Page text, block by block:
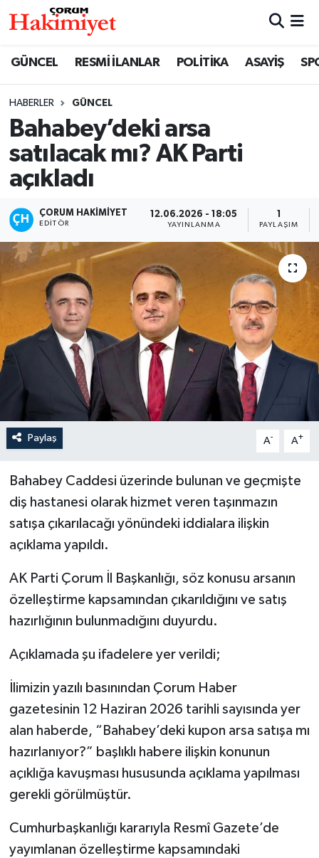
GÜNCEL RESMİ İLANLAR POLİTİKA ASAYİŞ
HABERLER GÜNCEL
Bahabey’deki arsa
satılacak mı? AK Parti
açıkladı
ÇORUM HAKIMIYET
EDITÖR
12.06.2026 - 18:05
YAYINLANMA PAYLAŞIM
Paylaş A- A+
Bahabey Caddesi üzerinde bulunan ve geçmişte
diş hastanesi olarak hizmet veren taşınmazın
satışa çıkarılacağı yönündeki iddialara ilişkin
açıklama yapıldı.
AK Parti Çorum İl Başkanlığı, söz konusu arsanın
özelleştirme kapsamından çıkarıldığını ve satış
hazırlığının bulunmadığını duyurdu.
Açıklamada şu ifadelere yer verildi;
İlimizin yazılı basınından Çorum Haber
gazetesinin 12 Haziran 2026 tarihli sayısında yer
alan haberde, “Bahabey’deki kupon arsa satışa mı
hazırlanıyor?” başlıklı habere ilişkin konunun
açıklığa kavuşması hususunda açıklama yapılması
gerekli görülmüştür.
Cumhurbaşkanlığı kararıyla Resmî Gazete’de
yayımlanan özelleştirme kapsamındaki
SAĞLIK
ASAYİŞ
AKTÜEL
EĞİTİM
İLÇELER
OTOPARK
TEKNOLOJİ
Nöbetçi Eczaneler
Çorum Namaz Vakitleri
Trafik Durumu
Son Dakika Haberleri
Haber Arşivi